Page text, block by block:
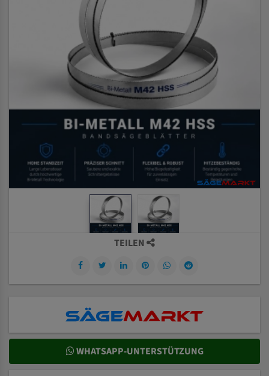
TEILEN
WHATSAPP-UNTERSTÜTZUNG